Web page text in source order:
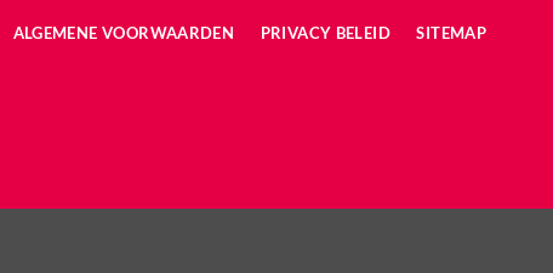
ALGEMENE VOORWAARDEN PRIVACY BELEID SITEMAP